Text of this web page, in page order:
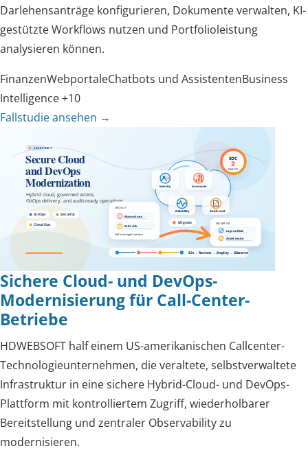
Darlehensanträge konfigurieren, Dokumente verwalten, KI-
gestützte Workflows nutzen und Portfolioleistung
analysieren können.
FinanzenWebportaleChatbots und AssistentenBusiness
Intelligence+10
Fallstudie ansehen →
Sichere Cloud- und DevOps-
Modernisierung für Call-Center-
Betriebe
HDWEBSOFT half einem US-amerikanischen Callcenter-
Technologieunternehmen, die veraltete, selbstverwaltete
Infrastruktur in eine sichere Hybrid-Cloud- und DevOps-
Plattform mit kontrolliertem Zugriff, wiederholbarer
Bereitstellung und zentraler Observability zu
modernisieren.